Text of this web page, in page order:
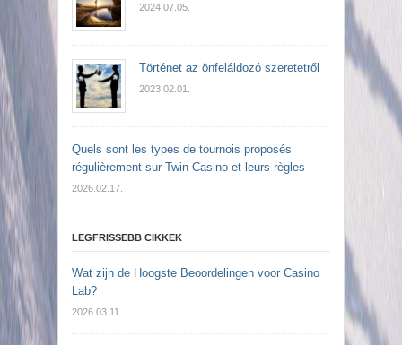
2024.07.05.
Történet az önfeláldozó szeretetről
2023.02.01.
Quels sont les types de tournois proposés
régulièrement sur Twin Casino et leurs règles
2026.02.17.
LEGFRISSEBB CIKKEK
Wat zijn de Hoogste Beoordelingen voor Casino
Lab?
2026.03.11.